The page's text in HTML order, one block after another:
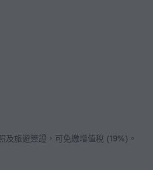
及旅遊簽證，可免繳增值稅 (19%)。